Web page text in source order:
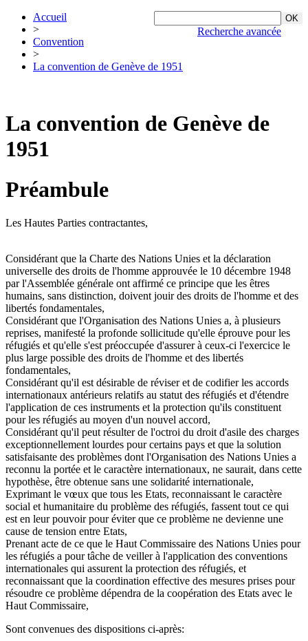
Recherche avancée
Accueil
>
Convention
>
La convention de Genève de 1951
La convention de Genève de
1951
Préambule
Les Hautes Parties contractantes,
Considérant que la Charte des Nations Unies et la déclaration
universelle des droits de l'homme approuvée le 10 décembre 1948
par l'Assemblée générale ont affirmé ce principe que les êtres
humains, sans distinction, doivent jouir des droits de l'homme et des
libertés fondamentales,
Considérant que l'Organisation des Nations Unies a, à plusieurs
reprises, manifesté la profonde sollicitude qu'elle éprouve pour les
réfugiés et qu'elle s'est préoccupée d'assurer à ceux-ci l'exercice le
plus large possible des droits de l'homme et des libertés
fondamentales,
Considérant qu'il est désirable de réviser et de codifier les accords
internationaux antérieurs relatifs au statut des réfugiés et d'étendre
l'application de ces instruments et la protection qu'ils constituent
pour les réfugiés au moyen d'un nouvel accord,
Considérant qu'il peut résulter de l'octroi du droit d'asile des charges
exceptionnellement lourdes pour certains pays et que la solution
satisfaisante des problèmes dont l'Organisation des Nations Unies a
reconnu la portée et le caractère internationaux, ne saurait, dans cette
hypothèse, être obtenue sans une solidarité internationale,
Exprimant le vœux que tous les Etats, reconnaissant le caractère
social et humanitaire du problème des réfugiés, fassent tout ce qui
est en leur pouvoir pour éviter que ce problème ne devienne une
cause de tension entre Etats,
Prenant acte de ce que le Haut Commissaire des Nations Unies pour
les réfugiés a pour tâche de veiller à l'application des conventions
internationales qui assurent la protection des réfugiés, et
reconnaissant que la coordination effective des mesures prises pour
résoudre ce problème dépendra de la coopération des Etats avec le
Haut Commissaire,
Sont convenues des dispositions ci-après: